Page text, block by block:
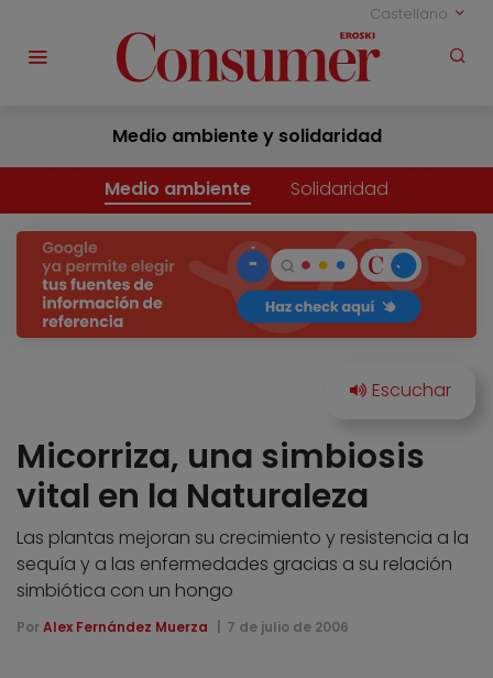
Castellano
Medio ambiente y solidaridad
Medio ambiente Solidaridad
Micorriza, una simbiosis
vital en la Naturaleza
Las plantas mejoran su crecimiento y resistencia a la
sequía y a las enfermedades gracias a su relación
simbiótica con un hongo
Por Alex Fernández Muerza 7 de julio de 2006